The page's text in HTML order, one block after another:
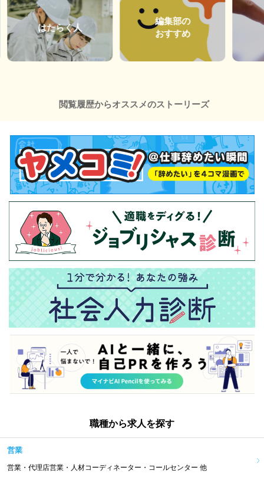
はたらく人
編集部の
おすすめ
閲覧履歴からオススメのストーリーズ
職種から求人を探す
営業
営業・代理店営業・人材コーディネーター・コールセンター 他